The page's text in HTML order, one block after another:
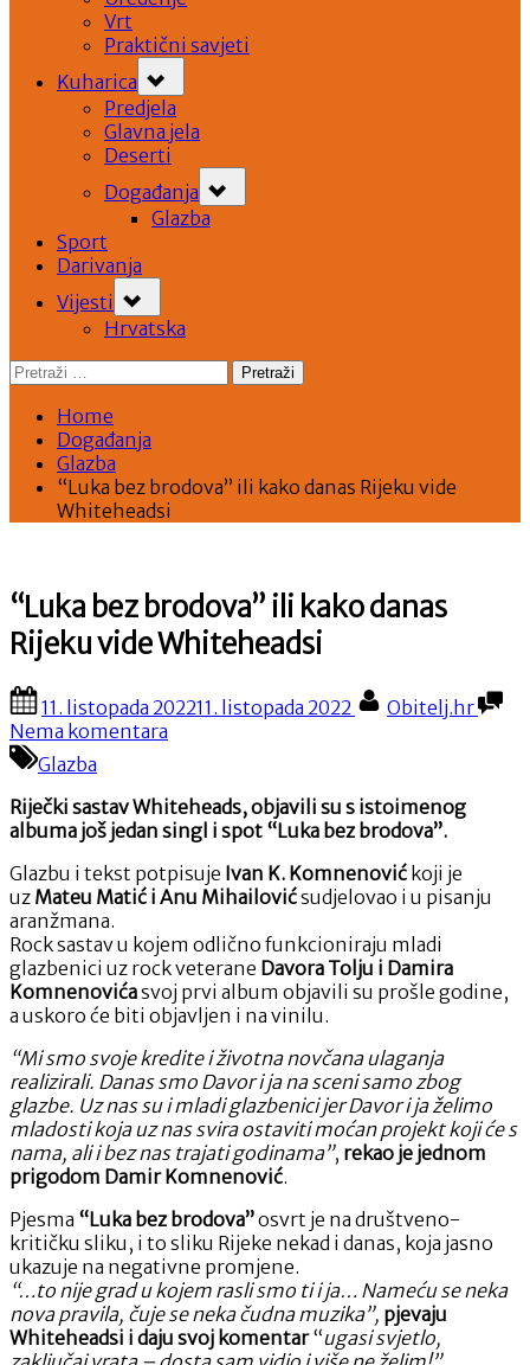
Vrt
Praktični savjeti
Kuharica
sub-
menu
Predjela
Glavna jela
Deserti
Događanja
sub-
menu
Glazba
Sport
Darivanja
Vijesti
sub-
menu
Hrvatska
Pretraži:
Home
Događanja
Glazba
“Luka bez brodova” ili kako danas Rijeku vide
Whiteheadsi
“Luka bez brodova” ili kako danas
Rijeku vide Whiteheadsi
Posted
on
11. listopada 202211. listopada 2022 By
Obitelj.hr
Nema komentara
brodova”
ili
kako
danas
Rijeku
Whiteheadsi
Glazba
Riječki sastav Whiteheads, objavili su s istoimenog
albuma još jedan singl i spot “Luka bez brodova”.
Glazbu i tekst potpisuje Ivan K. Komnenović koji je
uz Mateu Matić i Anu Mihailovićsudjelovao i u pisanju
aranžmana.
Rock sastav u kojem odlično funkcioniraju mladi
glazbenici uz rock veterane Davora Tolju i Damira
Komnenovićasvoj prvi album objavili su prošle godine,
a uskoro će biti objavljen i na vinilu.
“Mi smo svoje kredite i životna novčana ulaganja
realizirali. Danas smo Davor i ja na sceni samo zbog
glazbe. Uz nas su i mladi glazbenici jer Davor i ja želimo
mladosti koja uz nas svira ostaviti moćan projekt koji će s
nama, ali i bez nas trajati godinama”, rekao je jednom
prigodom Damir Komnenović.
Pjesma “Luka bez brodova”osvrt je na društveno-
kritičku sliku, i to sliku Rijeke nekad i danas, koja jasno
ukazuje na negativne promjene.
“…to nije grad u kojem rasli smo ti i ja… Nameću se neka
nova pravila, čuje se neka čudna muzika”, pjevaju
Whiteheadsi i daju svoj komentar“ugasi svjetlo,